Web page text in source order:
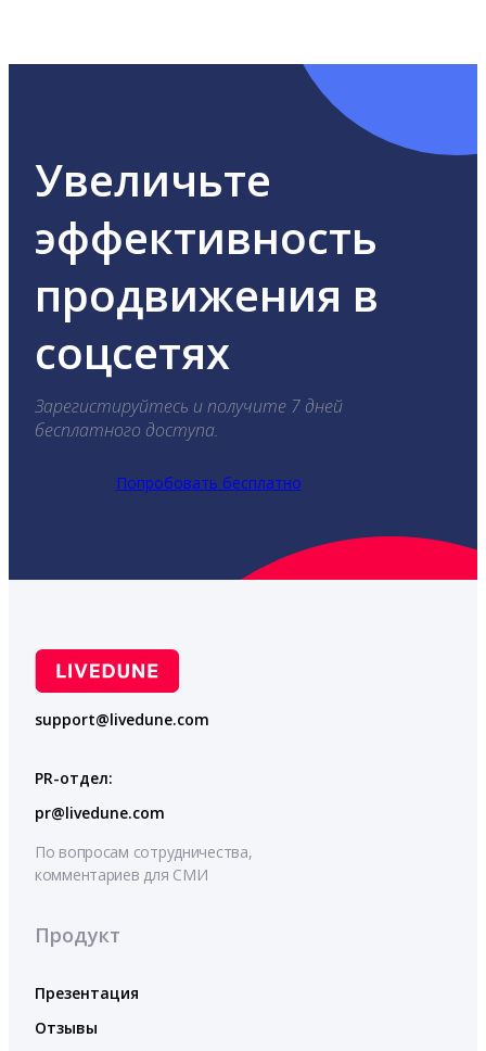
Увеличьте
эффективность
продвижения в
соцсетях
Зарегистируйтесь и получите 7 дней
бесплатного доступа.
Попробовать бесплатно
support@livedune.com
PR-отдел:
pr@livedune.com
По вопросам сотрудничества,
комментариев для СМИ
Продукт
Презентация
Отзывы